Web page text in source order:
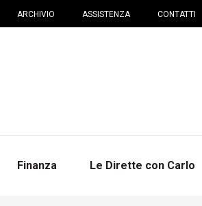
ARCHIVIO ASSISTENZA CONTATTI
Finanza Le Dirette con Carlo